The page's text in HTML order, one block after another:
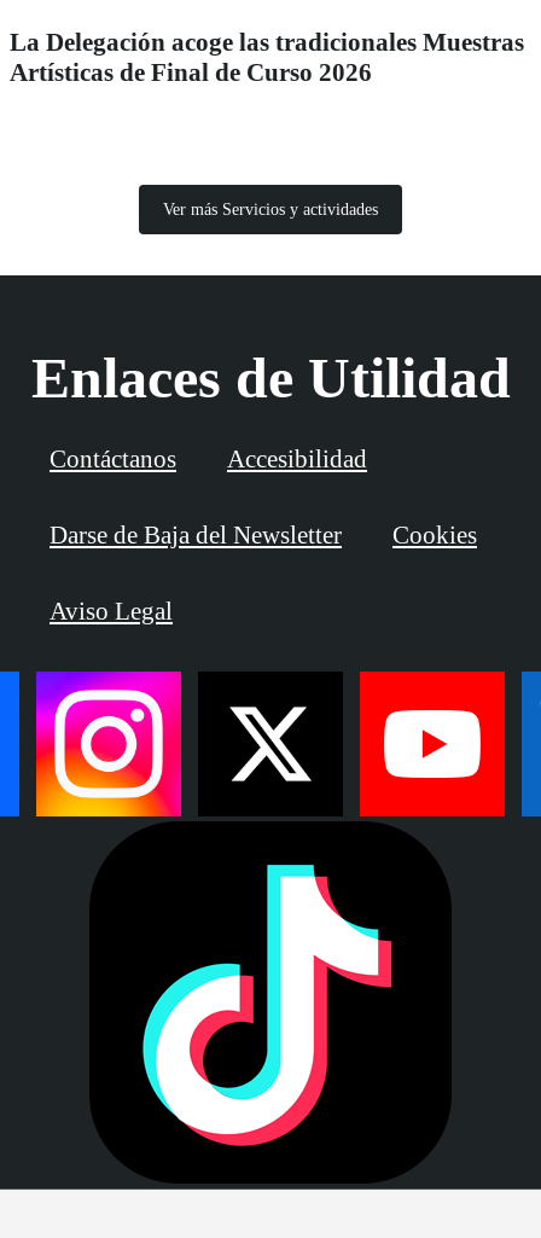
La Delegación acoge las tradicionales Muestras
Artísticas de Final de Curso 2026
Ver más Servicios y actividades
Enlaces de Utilidad
Contáctanos Accesibilidad
Darse de Baja del Newsletter Cookies
Aviso Legal